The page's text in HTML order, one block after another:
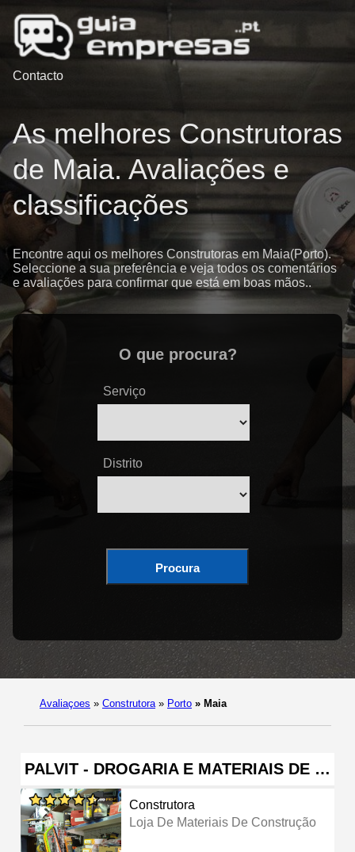
Contacto
As melhores Construtoras
de Maia. Avaliações e
classificações
Encontre aqui os melhores Construtoras em Maia(Porto).
Seleccione a sua preferência e veja todos os comentários
e avaliações para confirmar que está em boas mãos..
O que procura?
Serviço
Distrito
Procura
Avaliaçoes » Construtora » Porto » Maia
PALVIT - DROGARIA E MATERIAIS DE …
Construtora
Loja De Materiais De Construção